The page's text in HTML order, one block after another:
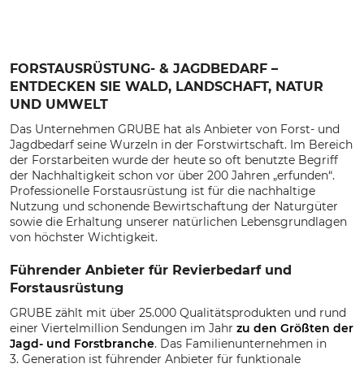
FORSTAUSRÜSTUNG- & JAGDBEDARF –
ENTDECKEN SIE WALD, LANDSCHAFT, NATUR
UND UMWELT
Das Unternehmen GRUBE hat als Anbieter von Forst- und
Jagdbedarf seine Wurzeln in der Forstwirtschaft. Im Bereich
der Forstarbeiten wurde der heute so oft benutzte Begriff
der Nachhaltigkeit schon vor über 200 Jahren „erfunden“.
Professionelle Forstausrüstung ist für die nachhaltige
Nutzung und schonende Bewirtschaftung der Naturgüter
sowie die Erhaltung unserer natürlichen Lebensgrundlagen
von höchster Wichtigkeit.
Führender Anbieter für Revierbedarf und
Forstausrüstung
GRUBE zählt mit über 25.000 Qualitätsprodukten und rund
einer Viertelmillion Sendungen im Jahr zu den Größten der
Jagd- und Forstbranche. Das Familienunternehmen in
3. Generation ist führender Anbieter für funktionale